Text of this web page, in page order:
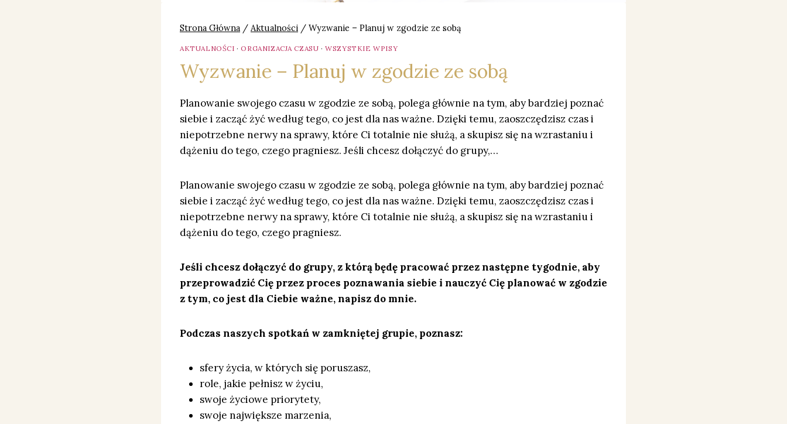
Strona Główna / Aktualności / Wyzwanie – Planuj w zgodzie ze sobą
AKTUALNOŚCI ·ORGANIZACJA CZASU ·WSZYSTKIE WPISY
Wyzwanie – Planuj w zgodzie ze sobą
Planowanie swojego czasu w zgodzie ze sobą, polega głównie na tym, aby bardziej poznać
siebie i zacząć żyć według tego, co jest dla nas ważne. Dzięki temu, zaoszczędzisz czas i
niepotrzebne nerwy na sprawy, które Ci totalnie nie służą, a skupisz się na wzrastaniu i
dążeniu do tego, czego pragniesz. Jeśli chcesz dołączyć do grupy,…
Planowanie swojego czasu w zgodzie ze sobą, polega głównie na tym, aby bardziej poznać
siebie i zacząć żyć według tego, co jest dla nas ważne. Dzięki temu, zaoszczędzisz czas i
niepotrzebne nerwy na sprawy, które Ci totalnie nie służą, a skupisz się na wzrastaniu i
dążeniu do tego, czego pragniesz.
Jeśli chcesz dołączyć do grupy, z którą będę pracować przez następne tygodnie, aby
przeprowadzić Cię przez proces poznawania siebie i nauczyć Cię planować w zgodzie
z tym, co jest dla Ciebie ważne, napisz do mnie.
Podczas naszych spotkań w zamkniętej grupie, poznasz:
sfery życia, w których się poruszasz,
role, jakie pełnisz w życiu,
swoje życiowe priorytety,
swoje największe marzenia,